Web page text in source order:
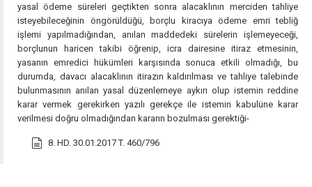
yasal ödeme süreleri geçtikten sonra alacaklının merciden tahliye
isteyebileceğinin öngörüldüğü, borçlu kiracıya ödeme emri tebliğ
işlemi yapılmadığından, anılan maddedeki sürelerin işlemeyeceği,
borçlunun haricen takibi öğrenip, icra dairesine itiraz etmesinin,
yasanın emredici hükümleri karşısında sonuca etkili olmadığı, bu
durumda, davacı alacaklının itirazın kaldırılması ve tahliye talebinde
bulunmasının anılan yasal düzenlemeye aykırı olup istemin reddine
karar vermek gerekirken yazılı gerekçe ile istemin kabulüne karar
verilmesi doğru olmadığından kararın bozulması gerektiği-
8. HD. 30.01.2017 T. 460/796